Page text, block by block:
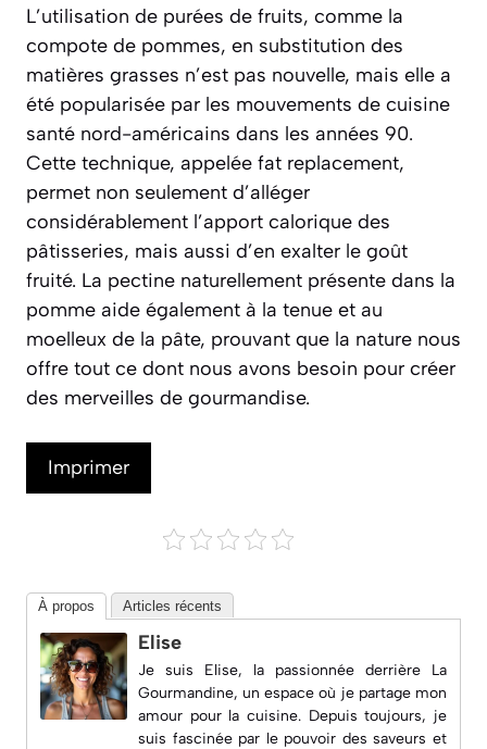
L’utilisation de purées de fruits, comme la
compote de pommes, en substitution des
matières grasses n’est pas nouvelle, mais elle a
été popularisée par les mouvements de cuisine
santé nord-américains dans les années 90.
Cette technique, appelée fat replacement,
permet non seulement d’alléger
considérablement l’apport calorique des
pâtisseries, mais aussi d’en exalter le goût
fruité. La pectine naturellement présente dans la
pomme aide également à la tenue et au
moelleux de la pâte, prouvant que la nature nous
offre tout ce dont nous avons besoin pour créer
des merveilles de gourmandise.
Imprimer
À propos Articles récents
Elise
Je suis Elise, la passionnée derrière La
Gourmandine, un espace où je partage mon
amour pour la cuisine. Depuis toujours, je
suis fascinée par le pouvoir des saveurs et